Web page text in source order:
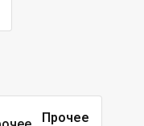
Прочее